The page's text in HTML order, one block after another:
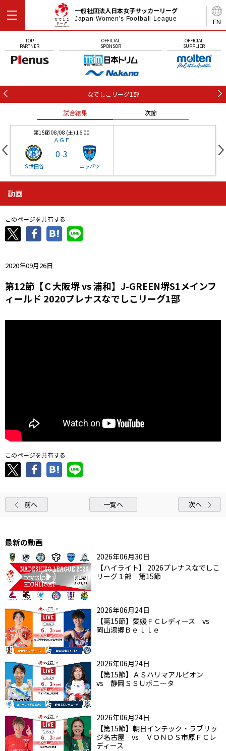
EN
一般社団法人日本女子サッカーリーグ
Japan Women's Football League
TOP
PARTNER
OFFICIAL
SPONSOR
OFFICIAL
SUPPLIER
なでしこリーグ1部
試合結果 次節
第15節 08/08 (土) 16:00
ＡＧＦ
Ｓ世田谷
0-3
ニッパツ
ニッパツ
ニッパツ
-
石人の星
動画
このページを共有する
2020年09月26日
第12節【Ｃ大阪堺 vs 浦和】J-GREEN堺S1メインフ
ィールド 2020プレナスなでしこリーグ1部
このページを共有する
前へ 一覧へ 次へ
最新の動画
2026年06月30日
【ハイライト】 2026プレナスなでしこ
リーグ１部 第15節
2026年06月24日
【第15節】愛媛ＦＣレディース vs
岡山湯郷Ｂｅｌｌｅ
2026年06月24日
【第15節】ＡＳハリマアルビオン
vs 静岡ＳＳＵボニータ
2026年06月24日
【第15節】朝日インテック・ラブリッ
ジ名古屋 vs ＶＯＮＤＳ市原ＦＣレ
ディース